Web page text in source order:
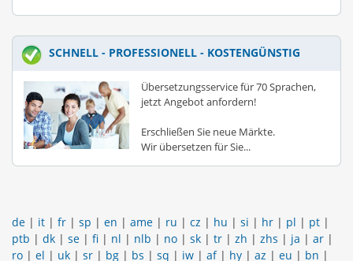
SCHNELL - PROFESSIONELL - KOSTENGÜNSTIG
Übersetzungsservice für 70 Sprachen,
jetzt Angebot anfordern!
Erschließen Sie neue Märkte.
Wir übersetzen für Sie...
de | it | fr | sp | en | ame | ru | cz | hu | si | hr | pl | pt |
ptb | dk | se | fi | nl | nlb | no | sk | tr | zh | zhs | ja | ar |
ro | el | uk | sr | bg | bs | sq | iw | af| hy | az | eu | bn |